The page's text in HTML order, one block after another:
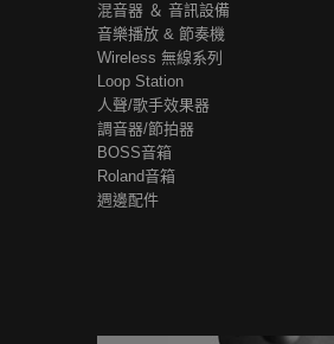
混音器 ＆ 音訊設備
音樂播放 & 節奏機
Wireless 無線系列
Loop Station
人聲/歌手效果器
調音器/節拍器
BOSS音箱
Roland音箱
週邊配件